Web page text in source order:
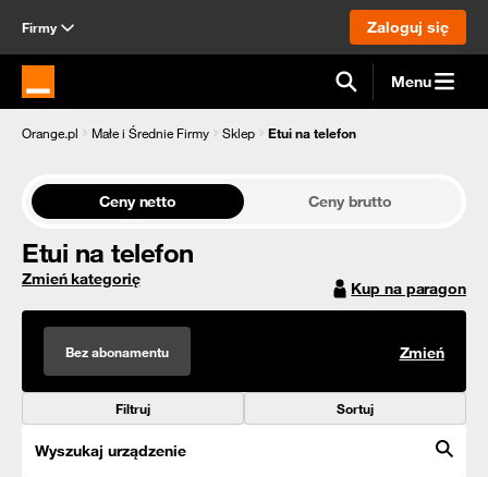
Firmy Zaloguj się
Strona główna Orange.pl Menu
Orange.pl Małe i Średnie Firmy Sklep Etui na telefon
Ceny netto Ceny brutto
Etui na telefon
Zmień kategorię Kup na paragon
Bez abonamentu Zmień
Filtruj Sortuj
Wyszukaj urządzenie